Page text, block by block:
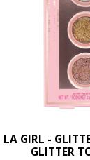
LA GIRL -
GLITTER